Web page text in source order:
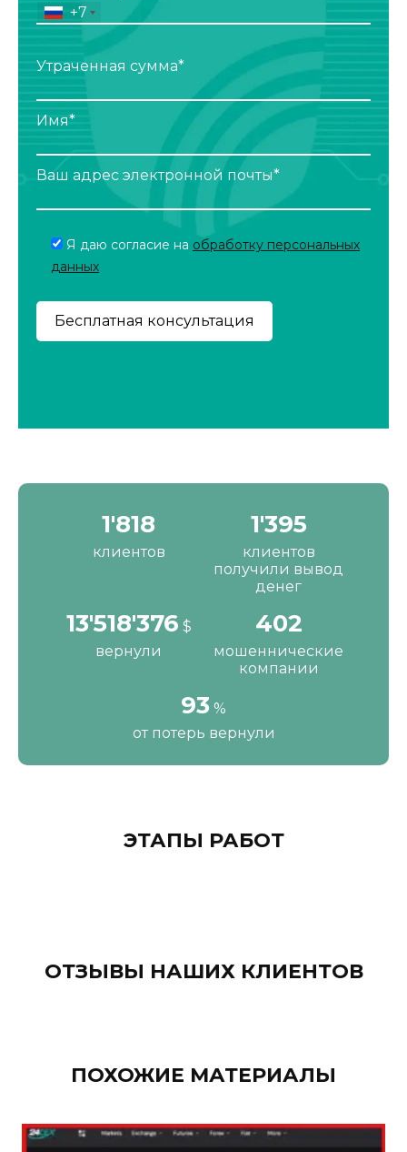
+7
Утраченная сумма*
Имя*
Ваш адрес электронной почты*
Я даю согласие на обработку персональных
данных
2'190
клиентов
1'680
клиентов
получили вывод
денег
16'287'200 $
вернули
484
мошеннические
компании
111 %
от потерь вернули
ЭТАПЫ РАБОТ
ОТЗЫВЫ НАШИХ КЛИЕНТОВ
ПОХОЖИЕ МАТЕРИАЛЫ